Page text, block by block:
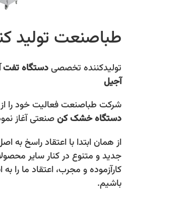
طباصنعت توليد
تولیدکننده تخصصیدستگاه تفت
آجیل
شركت طباصنعت فعاليت خود را از سال ۱۳۵۸ در زمینه
دستگاه خشک کنصنعتی آغاز
از همان ابتدا با اعتقاد راسخ
جديد و متنوع در كنار ساير
كارآزموده و مجرب، اعتقاد ما
باشيم.